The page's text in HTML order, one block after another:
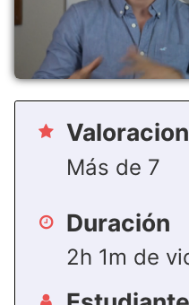
Más de 7
Duración
2h 1m de